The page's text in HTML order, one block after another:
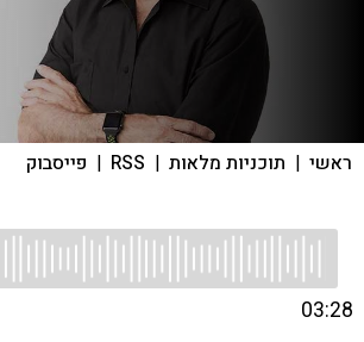
ראשי | תוכניות מלאות |
RSS
| פייסבוק
03:28